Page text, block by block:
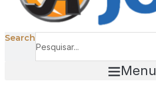
Search
Menu